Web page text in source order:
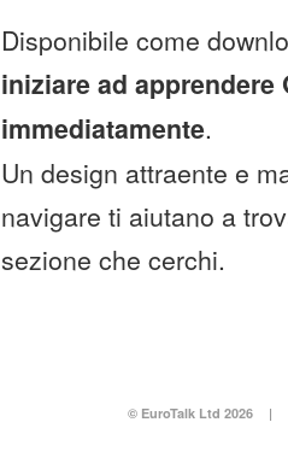
Disponibile come
iniziare ad apprendere
immediatamente.
Un design attraente e
navigare ti aiutano a
sezione che cerchi.
© EuroTalk Ltd 2026 |